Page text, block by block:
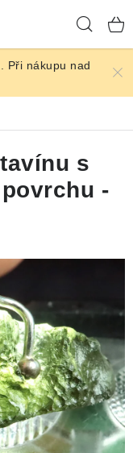
Při nákupu nad
s
-